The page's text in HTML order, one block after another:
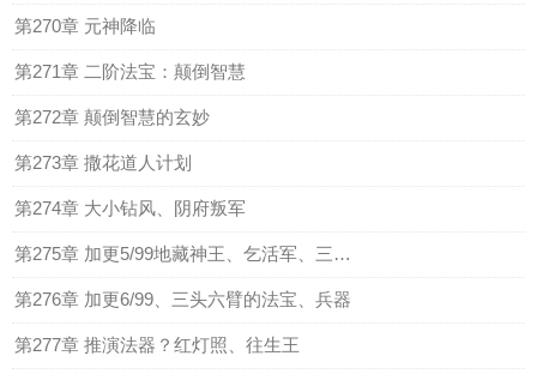
第270章 元神降临
第271章 二阶法宝：颠倒智慧
第272章 颠倒智慧的玄妙
第273章 撒花道人计划
第274章 大小钻风、阴府叛军
第275章 加更5/99地藏神王、乞活军、三头六臂
第276章 加更6/99、三头六臂的法宝、兵器
第277章 推演法器？红灯照、往生王